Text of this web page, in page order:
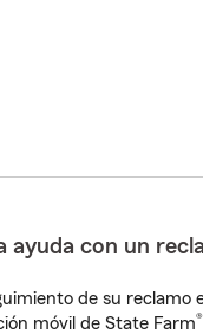
ayuda con un
de su reclamo
móvil de State Farm®